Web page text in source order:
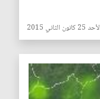
كانون الثاني 2015